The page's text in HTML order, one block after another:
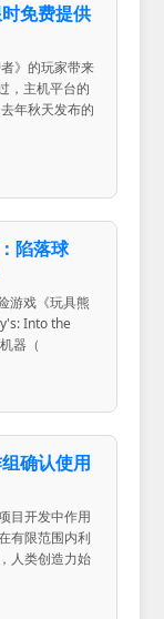
免费提供
》的玩家带来
，主机平台的
年秋天发布的
陷落球
游戏《玩具熊
Into the
器（
确认使用
目开发中作用
有限范围内利
人类创造力始